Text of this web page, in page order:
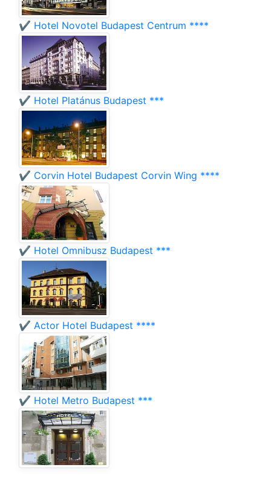
✔️ Hotel Novotel Budapest Centrum ****
✔️ Hotel Platánus Budapest ***
✔️ Corvin Hotel Budapest Corvin Wing ****
✔️ Hotel Omnibusz Budapest ***
✔️ Actor Hotel Budapest ****
✔️ Hotel Metro Budapest ***